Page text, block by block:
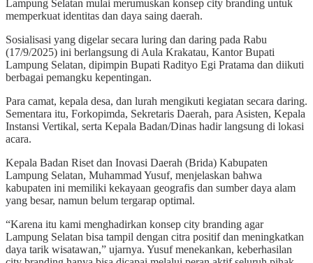
Lampung Selatan mulai merumuskan konsep city branding untuk
memperkuat identitas dan daya saing daerah.
Sosialisasi yang digelar secara luring dan daring pada Rabu
(17/9/2025) ini berlangsung di Aula Krakatau, Kantor Bupati
Lampung Selatan, dipimpin Bupati Radityo Egi Pratama dan diikuti
berbagai pemangku kepentingan.
Para camat, kepala desa, dan lurah mengikuti kegiatan secara daring.
Sementara itu, Forkopimda, Sekretaris Daerah, para Asisten, Kepala
Instansi Vertikal, serta Kepala Badan/Dinas hadir langsung di lokasi
acara.
Kepala Badan Riset dan Inovasi Daerah (Brida) Kabupaten
Lampung Selatan, Muhammad Yusuf, menjelaskan bahwa
kabupaten ini memiliki kekayaan geografis dan sumber daya alam
yang besar, namun belum tergarap optimal.
“Karena itu kami menghadirkan konsep city branding agar
Lampung Selatan bisa tampil dengan citra positif dan meningkatkan
daya tarik wisatawan,” ujarnya. Yusuf menekankan, keberhasilan